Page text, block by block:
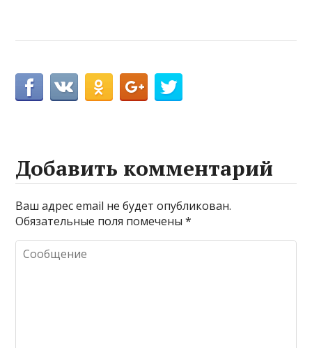
Добавить комментарий
Ваш адрес email не будет опубликован.
Обязательные поля помечены*